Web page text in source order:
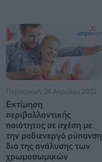
Παρασκευή, 26 Απριλίου 2002
Εκτίμηση
περιβαλλοντικής
ποιότητος σε σχέση με
την ραδιενεργό ρύπανση
δια της ανάλυσης των
χρωμοσωμικών